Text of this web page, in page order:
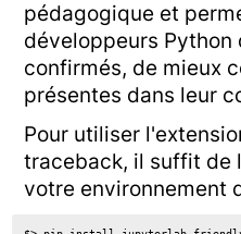
pédagogique et
développeurs
confirmés, de mieux
présentes dans leur
Pour utiliser
traceback, il suffit de
votre environnement